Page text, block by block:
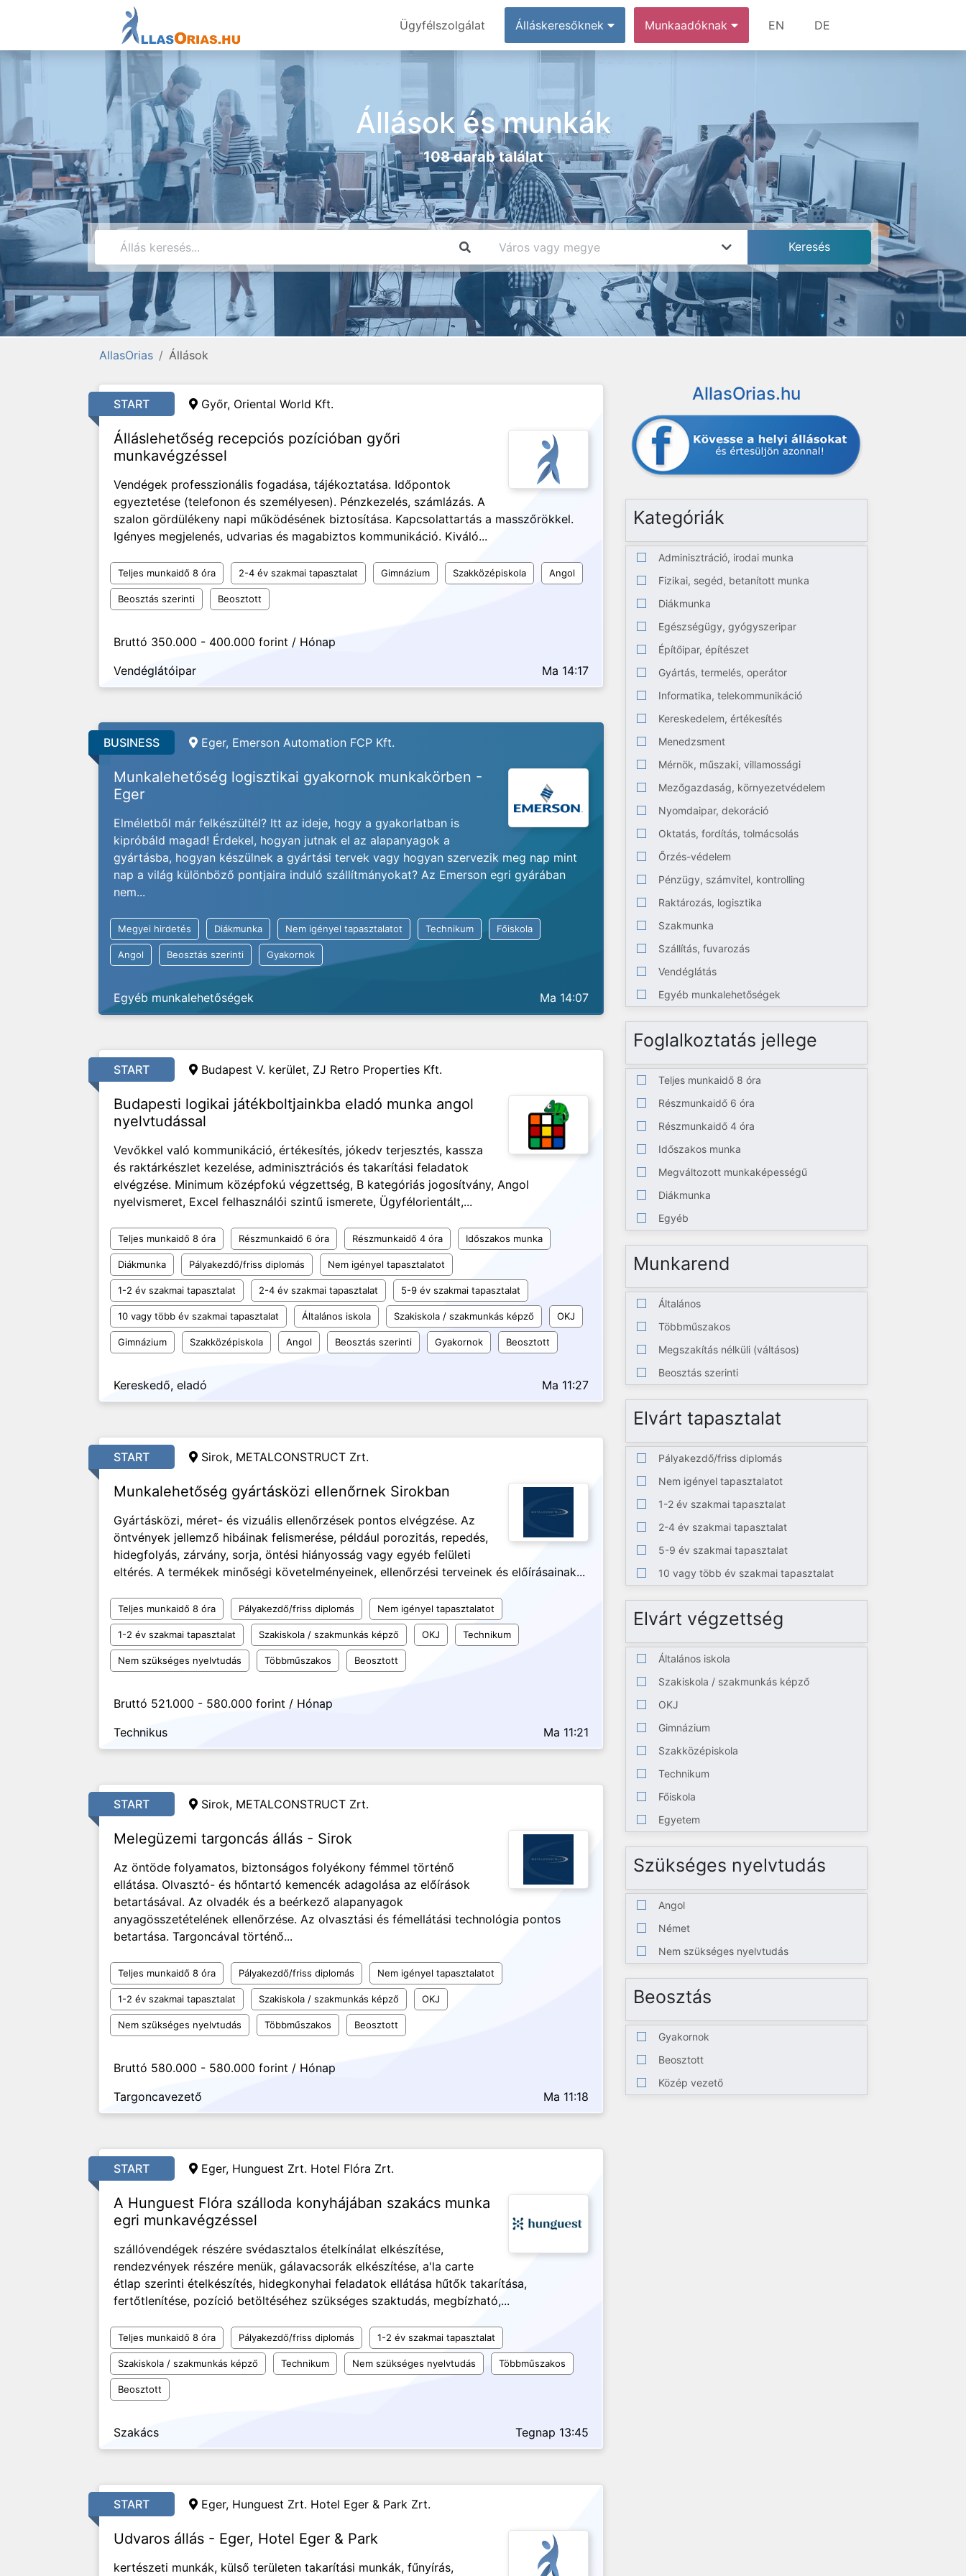
Ügyfélszolgálat Álláskeresőknek Munkaadóknak EN DE
Állások és munkák
108 darab találat
AllasOrias Állások
START Győr, Oriental World Kft.
Álláslehetőség recepciós pozícióban győri
munkavégzéssel
Vendégek professzionális fogadása, tájékoztatása. Időpontok
egyeztetése (telefonon és személyesen). Pénzkezelés, számlázás. A
szalon gördülékeny napi működésének biztosítása. Kapcsolattartás a masszőrökkel.
Igényes megjelenés, udvarias és magabiztos kommunikáció. Kiváló...
Teljes munkaidő 8 óra 2-4 év szakmai tapasztalat Gimnázium Szakközépiskola Angol
Beosztás szerinti Beosztott
Bruttó 350.000 - 400.000 forint / Hónap
Vendéglátóipar
Ma 14:17
BUSINESS Eger, Emerson Automation FCP Kft.
Munkalehetőség logisztikai gyakornok munkakörben -
Eger
Elméletből már felkészültél? Itt az ideje, hogy a gyakorlatban is
kipróbáld magad! Érdekel, hogyan jutnak el az alapanyagok a
gyártásba, hogyan készülnek a gyártási tervek vagy hogyan szervezik meg nap mint
nap a világ különböző pontjaira induló szállítmányokat? Az Emerson egri gyárában
nem...
Megyei hirdetés Diákmunka Nem igényel tapasztalatot Technikum Főiskola
Angol Beosztás szerinti Gyakornok
Egyéb munkalehetőségek Ma 14:07
START Budapest V. kerület, ZJ Retro Properties Kft.
Budapesti logikai játékboltjainkba eladó munka angol
nyelvtudással
Vevőkkel való kommunikáció, értékesítés, jókedv terjesztés, kassza
és raktárkészlet kezelése, adminisztrációs és takarítási feladatok
elvégzése. Minimum középfokú végzettség, B kategóriás jogosítvány, Angol
nyelvismeret, Excel felhasználói szintű ismerete, Ügyfélorientált,...
Teljes munkaidő 8 óra Részmunkaidő 6 óra Részmunkaidő 4 óra Időszakos munka
Diákmunka Pályakezdő/friss diplomás Nem igényel tapasztalatot
1-2 év szakmai tapasztalat 2-4 év szakmai tapasztalat 5-9 év szakmai tapasztalat
10 vagy több év szakmai tapasztalat Általános iskola Szakiskola / szakmunkás képző OKJ
Gimnázium Szakközépiskola Angol Beosztás szerinti Gyakornok Beosztott
Kereskedő, eladó Ma 11:27
START Sirok, METALCONSTRUCT Zrt.
Munkalehetőség gyártásközi ellenőrnek Sirokban
Gyártásközi, méret- és vizuális ellenőrzések pontos elvégzése. Az
öntvények jellemző hibáinak felismerése, például porozitás, repedés,
hidegfolyás, zárvány, sorja, öntési hiányosság vagy egyéb felületi
eltérés. A termékek minőségi követelményeinek, ellenőrzési terveinek és előírásainak...
Teljes munkaidő 8 óra Pályakezdő/friss diplomás Nem igényel tapasztalatot
1-2 év szakmai tapasztalat Szakiskola / szakmunkás képző OKJ Technikum
Nem szükséges nyelvtudás Többműszakos Beosztott
Bruttó 521.000 - 580.000 forint / Hónap
Technikus
Ma 11:21
START Sirok, METALCONSTRUCT Zrt.
Melegüzemi targoncás állás - Sirok
Az öntöde folyamatos, biztonságos folyékony fémmel történő
ellátása. Olvasztó- és hőntartó kemencék adagolása az előírások
betartásával. Az olvadék és a beérkező alapanyagok
anyagösszetételének ellenőrzése. Az olvasztási és fémellátási technológia pontos
betartása. Targoncával történő...
Teljes munkaidő 8 óra Pályakezdő/friss diplomás Nem igényel tapasztalatot
1-2 év szakmai tapasztalat Szakiskola / szakmunkás képző OKJ
Nem szükséges nyelvtudás Többműszakos Beosztott
Bruttó 580.000 - 580.000 forint / Hónap
Targoncavezető
Ma 11:18
START Eger, Hunguest Zrt. Hotel Flóra Zrt.
A Hunguest Flóra szálloda konyhájában szakács munka
egri munkavégzéssel
szállóvendégek részére svédasztalos ételkínálat elkészítése,
rendezvények részére menük, gálavacsorák elkészítése, a'la carte
étlap szerinti ételkészítés, hidegkonyhai feladatok ellátása hűtők takarítása,
fertőtlenítése, pozíció betöltéséhez szükséges szaktudás, megbízható,...
Teljes munkaidő 8 óra Pályakezdő/friss diplomás 1-2 év szakmai tapasztalat
Szakiskola / szakmunkás képző Technikum Nem szükséges nyelvtudás Többműszakos
Beosztott
Szakács Tegnap 13:45
START Eger, Hunguest Zrt. Hotel Eger & Park Zrt.
Udvaros állás - Eger, Hotel Eger & Park
kertészeti munkák, külső területen takarítási munkák, fűnyírás,
AllasOrias.hu
Kategóriák
Adminisztráció, irodai munka
Fizikai, segéd, betanított munka
Diákmunka
Egészségügy, gyógyszeripar
Építőipar, építészet
Gyártás, termelés, operátor
Informatika, telekommunikáció
Kereskedelem, értékesítés
Menedzsment
Mérnök, műszaki, villamossági
Mezőgazdaság, környezetvédelem
Nyomdaipar, dekoráció
Oktatás, fordítás, tolmácsolás
Őrzés-védelem
Pénzügy, számvitel, kontrolling
Raktározás, logisztika
Szakmunka
Szállítás, fuvarozás
Vendéglátás
Egyéb munkalehetőségek
Foglalkoztatás jellege
Teljes munkaidő 8 óra
Részmunkaidő 6 óra
Részmunkaidő 4 óra
Időszakos munka
Megváltozott munkaképességű
Diákmunka
Egyéb
Munkarend
Általános
Többműszakos
Megszakítás nélküli (váltásos)
Beosztás szerinti
Elvárt tapasztalat
Pályakezdő/friss diplomás
Nem igényel tapasztalatot
1-2 év szakmai tapasztalat
2-4 év szakmai tapasztalat
5-9 év szakmai tapasztalat
10 vagy több év szakmai tapasztalat
Elvárt végzettség
Általános iskola
Szakiskola / szakmunkás képző
OKJ
Gimnázium
Szakközépiskola
Technikum
Főiskola
Egyetem
Szükséges nyelvtudás
Angol
Német
Nem szükséges nyelvtudás
Beosztás
Gyakornok
Beosztott
Közép vezető